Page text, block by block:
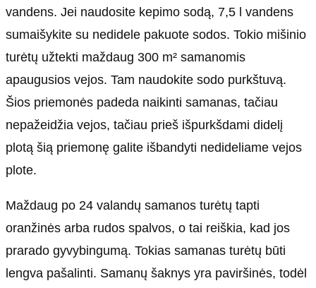
vandens. Jei naudosite kepimo sodą, 7,5 l vandens
sumaišykite su nedidele pakuote sodos. Tokio mišinio
turėtų užtekti maždaug 300 m² samanomis
apaugusios vejos. Tam naudokite sodo purkštuvą.
Šios priemonės padeda naikinti samanas, tačiau
nepažeidžia vejos, tačiau prieš išpurkšdami didelį
plotą šią priemonę galite išbandyti nedideliame vejos
plote.
Maždaug po 24 valandų samanos turėtų tapti
oranžinės arba rudos spalvos, o tai reiškia, kad jos
prarado gyvybingumą. Tokias samanas turėtų būti
lengva pašalinti. Samanų šaknys yra paviršinės, todėl